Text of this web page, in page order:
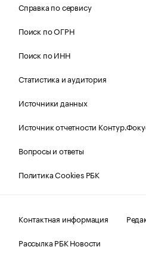
Справка по сервису
Поиск по ОГРН
Поиск по ИНН
Статистика и аудитория
Источники данных
Источник отчетности
Вопросы и ответы
Политика Cookies РБК
Контактная информация
Рассылка РБК Новости